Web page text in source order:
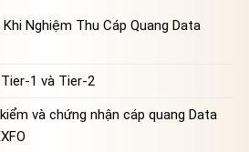
Nghiệm Thu Cáp Quang Data
1 và Tier-2
và chứng nhận cáp quang Data